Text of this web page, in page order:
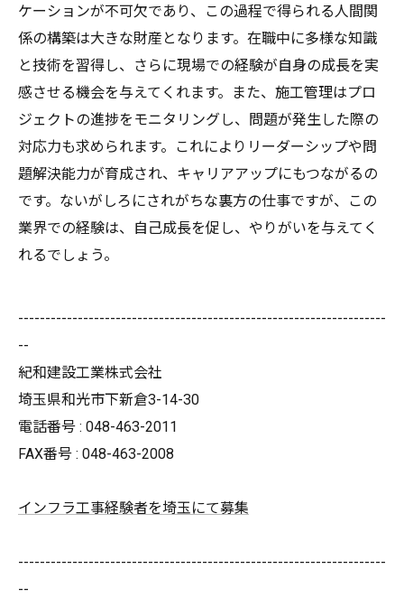
ケーションが不可欠であり、この過程で得られる人間関
係の構築は大きな財産となります。在職中に多様な知識
と技術を習得し、さらに現場での経験が自身の成長を実
感させる機会を与えてくれます。また、施工管理はプロ
ジェクトの進捗をモニタリングし、問題が発生した際の
対応力も求められます。これによりリーダーシップや問
題解決能力が育成され、キャリアアップにもつながるの
です。ないがしろにされがちな裏方の仕事ですが、この
業界での経験は、自己成長を促し、やりがいを与えてく
れるでしょう。
--------------------------------------------------------------------
--
紀和建設工業株式会社
埼玉県和光市下新倉3-14-30
電話番号 : 048-463-2011
FAX番号 : 048-463-2008
インフラ工事経験者を埼玉にて募集
--------------------------------------------------------------------
--